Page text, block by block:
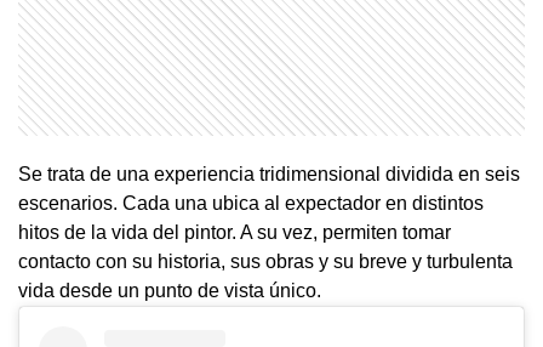
Se trata de una experiencia tridimensional dividida en seis
escenarios. Cada una ubica al expectador en distintos
hitos de la vida del pintor. A su vez, permiten tomar
contacto con su historia, sus obras y su breve y turbulenta
vida desde un punto de vista único.